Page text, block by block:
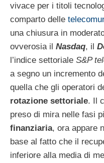
vivace per i titoli
comparto delle
una chiusura in
ovverosia il Nasdaq, il
l’indice settoriale S&P
a segno un incremento
quella che gli operatori
rotazione settoriale. Il
preso di mira nelle fasi
finanziaria, ora appare
base al fatto che il
inferiore alla media di